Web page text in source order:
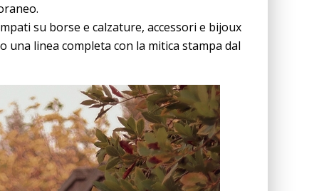
su borse e calzature, accessori e bijoux
una linea completa con la mitica stampa dal